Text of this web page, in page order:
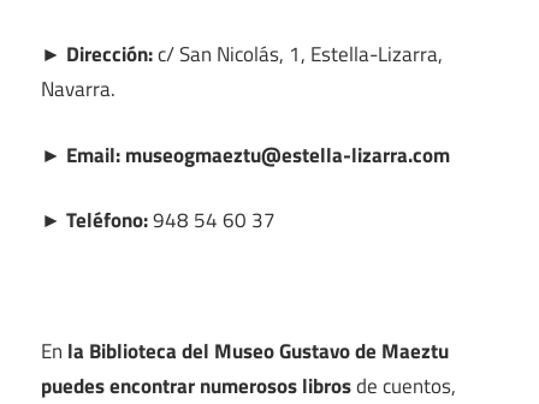
► Dirección:c/ San Nicolás, 1, Estella-Lizarra,
Navarra.
► Email: museogmaeztu@estella-lizarra.com
► Teléfono:948 54 60 37
En la Biblioteca del Museo Gustavo de Maeztu
puedes encontrar numerosos librosde cuentos,